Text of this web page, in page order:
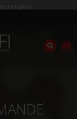
militaires